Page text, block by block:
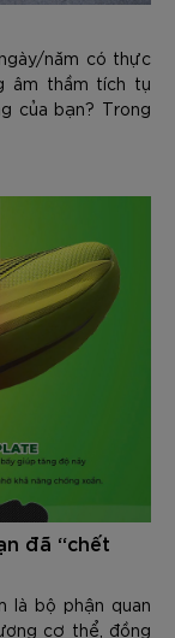
năm có thực
âm thầm tích tụ
của bạn? Trong
sẽ chia sẻ chi
đó tìm ra câu trả
đã “chết
là bộ phận quan
cơ thể, đồng